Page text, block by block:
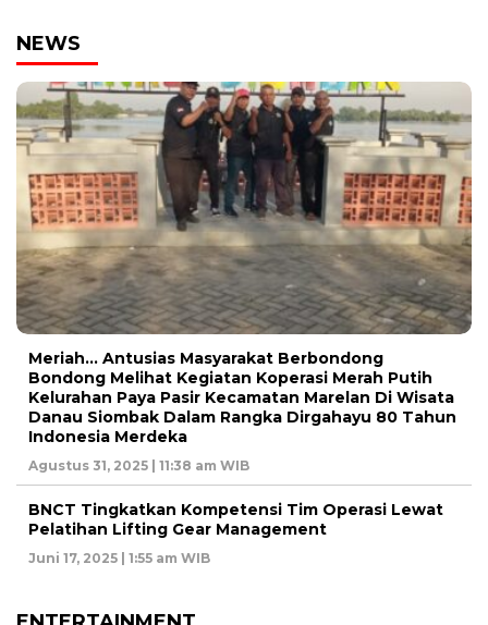
NEWS
Meriah… Antusias Masyarakat Berbondong
Bondong Melihat Kegiatan Koperasi Merah Putih
Kelurahan Paya Pasir Kecamatan Marelan Di Wisata
Danau Siombak Dalam Rangka Dirgahayu 80 Tahun
Indonesia Merdeka
Agustus 31, 2025 | 11:38 am WIB
BNCT Tingkatkan Kompetensi Tim Operasi Lewat
Pelatihan Lifting Gear Management
Juni 17, 2025 | 1:55 am WIB